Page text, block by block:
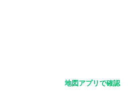
確保できるので、「順番待ちばか
地図アプリで確認